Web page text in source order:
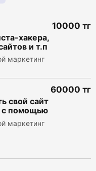
хакера,
и т.п
маркетинг
10000 тг
свой сайт
с помощью
маркетинг
60000 тг